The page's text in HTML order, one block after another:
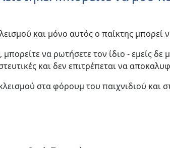
και μόνο αυτός ο παίκτης μπορεί
να ρωτήσετε τον ίδιο - εμείς
και δεν επιτρέπεται να
στα φόρουμ του παιχνιδιού και